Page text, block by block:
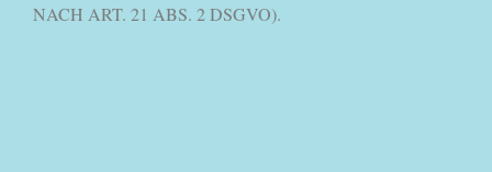
NACH ART. 21 ABS. 2 DSGVO).